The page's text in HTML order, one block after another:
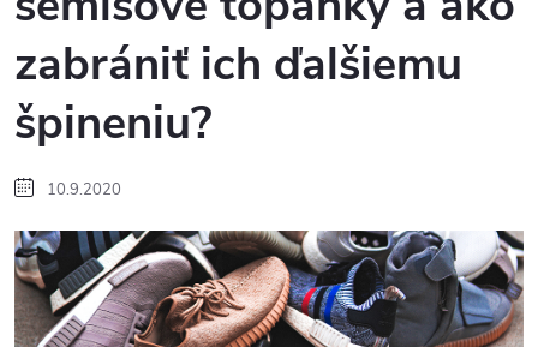
zabrániť ich ďalšiemu
špineniu?
10.9.2020